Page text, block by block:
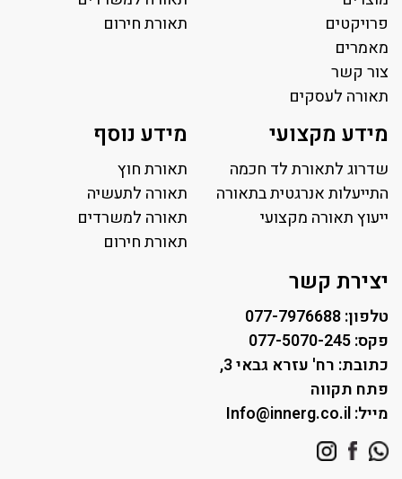
פרויקטים
מאמרים
צור קשר
תאורה לעסקים
פאנל לד
פרופיל תאורה
תאורה לאולמות ספורט
תאורה למגרשי טניס
תאורת חירום
מידע מקצועי
שדרוג לתאורת לד חכמה
התייעלות אנרגטית בתאורה
ייעוץ תאורה מקצועי
מידע נוסף
תאורת חוץ
תאורה לתעשיה
תאורה למשרדים
תאורת חירום
יצירת קשר
טלפון: 077-7976688
פקס: 077-5070-245
כתובת: רח' עזרא גבאי 3,
פתח תקווה
מייל: Info@innerg.co.il